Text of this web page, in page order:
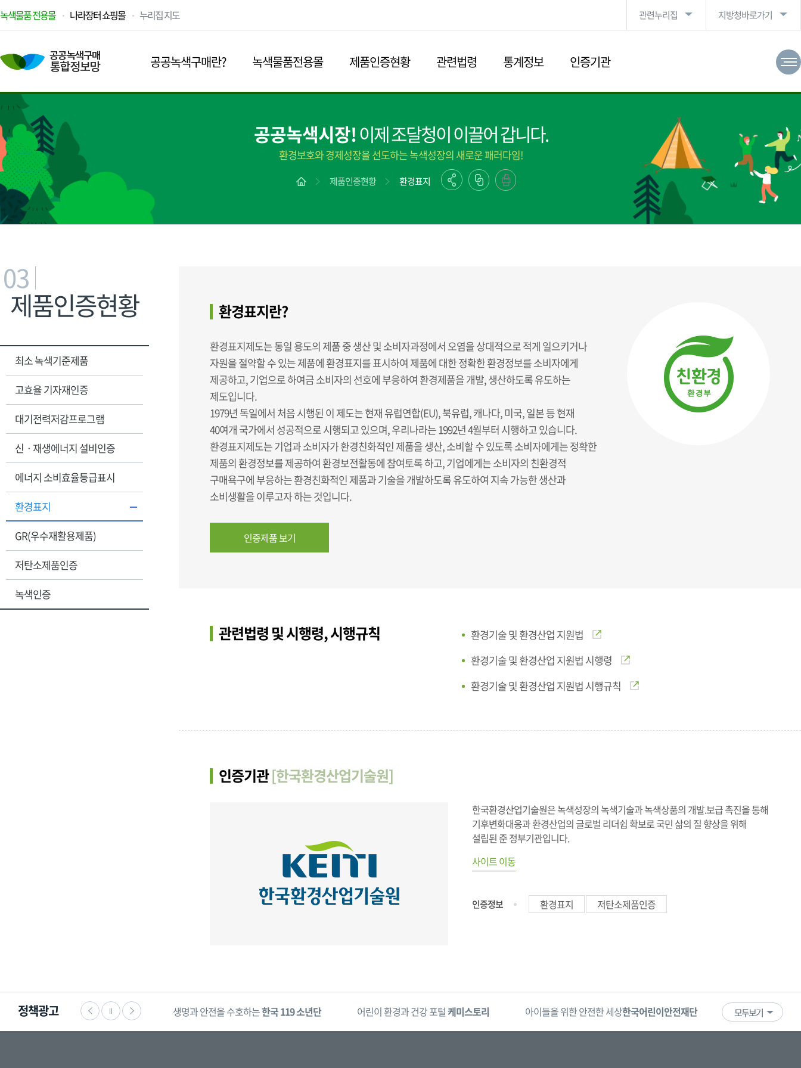
녹색물품 전용몰 나라장터 쇼핑몰 누리집 지도 관련누리집 지방청바로가기
공공녹색구매란? 녹색물품전용몰 제품인증현황 관련법령 통계정보 인증기관
공공녹색시장!이제 조달청이 이끌어 갑니다.
환경보호와 경제성장을 선도하는 녹색성장의 새로운 패러다임!
제품인증현황 환경표지
03
제품인증현황
최소 녹색기준제품
고효율 기자재인증
대기전력저감프로그램
신ㆍ재생에너지 설비인증
에너지 소비효율등급표시
환경표지
GR(우수재활용제품)
저탄소제품인증
녹색인증
환경표지란?
환경표지제도는 동일 용도의 제품 중 생산 및 소비자과정에서 오염을 상대적으로 적게 일으키거나
자원을 절약할 수 있는 제품에 환경표지를 표시하여 제품에 대한 정확한 환경정보를 소비자에게
제공하고, 기업으로 하여금 소비자의 선호에 부응하여 환경제품을 개발, 생산하도록 유도하는
제도입니다.
1979년 독일에서 처음 시행된 이 제도는 현재 유럽연합(EU), 북유럽, 캐나다, 미국, 일본 등 현재
40여개 국가에서 성공적으로 시행되고 있으며, 우리나라는 1992년 4월부터 시행하고 있습니다.
환경표지제도는 기업과 소비자가 환경친화적인 제품을 생산, 소비할 수 있도록 소비자에게는 정확한
제품의 환경정보를 제공하여 환경보전활동에 참여토록 하고, 기업에게는 소비자의 친환경적
구매욕구에 부응하는 환경친화적인 제품과 기술을 개발하도록 유도하여 지속 가능한 생산과
소비생활을 이루고자 하는 것입니다.
인증제품 보기
관련법령 및 시행령, 시행규칙
환경기술 및 환경산업 지원법
환경기술 및 환경산업 지원법 시행령
환경기술 및 환경산업 지원법 시행규칙
인증기관[한국환경산업기술원]
한국환경산업기술원은 녹색성장의 녹색기술과 녹색상품의 개발.보급 촉진을 통해
기후변화대응과 환경산업의 글로벌 리더쉽 확보로 국민 삶의 질 향상을 위해
설립된 준 정부기관입니다.
사이트 이동
인증정보 환경표지 저탄소제품인증
정책광고 생명과 안전을 수호하는한국 119 소년단 어린이 환경과 건강 포털케미스토리 아이들을 위한 안전한 세상한국어린이안전재단 어린이·청소년
모두보기